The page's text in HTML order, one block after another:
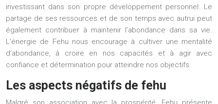
investissant dans son propre développement personnel. Le
partage de ses ressources et de son temps avec autrui peut
également contribuer à maintenir l’abondance dans sa vie.
L’énergie de Fehu nous encourage à cultiver une mentalité
d’abondance, à croire en nos capacités et à agir avec
confiance et détermination pour atteindre nos objectifs.
Les aspects négatifs de fehu